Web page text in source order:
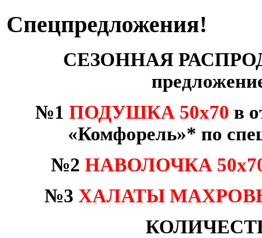
Спецпредложения!
СЕЗОННАЯ
№1 ПОДУШКА 50х70 в
«Комфорель»* по
№2 НАВОЛОЧКА
№3 ХАЛАТЫ